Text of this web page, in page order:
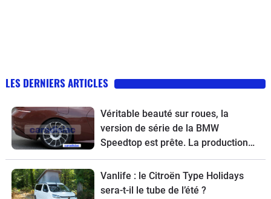
LES DERNIERS ARTICLES
Véritable beauté sur roues, la
version de série de la BMW
Speedtop est prête. La production
de ce break de chasse sera limitée à
70 exemplaires.
Vanlife : le Citroën Type Holidays
sera-t-il le tube de l’été ?